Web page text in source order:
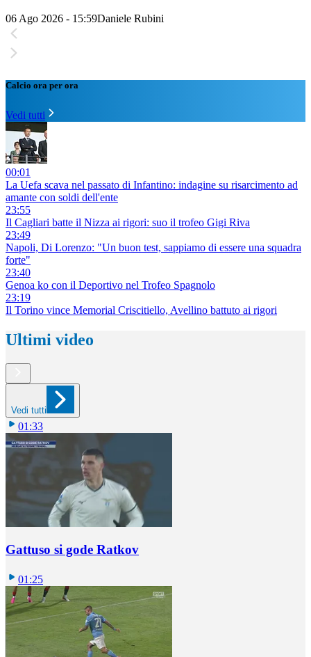
06 Ago 2026 - 15:59Daniele Rubini
Calcio ora per ora
Vedi tutti
00:01
La Uefa scava nel passato di Infantino: indagine su risarcimento ad
amante con soldi dell'ente
23:55
Il Cagliari batte il Nizza ai rigori: suo il trofeo Gigi Riva
23:49
Napoli, Di Lorenzo: "Un buon test, sappiamo di essere una squadra
forte"
23:40
Genoa ko con il Deportivo nel Trofeo Spagnolo
23:19
Il Torino vince Memorial Criscitiello, Avellino battuto ai rigori
Ultimi video
Vedi tutti
01:33
Gattuso si gode Ratkov
01:25